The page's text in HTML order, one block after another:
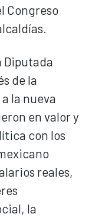
Congreso
Diputada
de la
la nueva
en valor y
con los
reales,
la